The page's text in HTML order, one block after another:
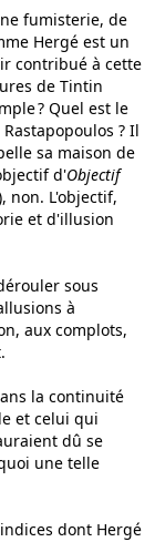
fumisterie, de
Hergé est un
contribué à cette
de Tintin
? Quel est le
? Il
sa maison de
d'Objectif
non. L'objectif,
et d'illusion
sous
à
aux complots,
la continuité
et celui qui
dû se
une telle
dont Hergé